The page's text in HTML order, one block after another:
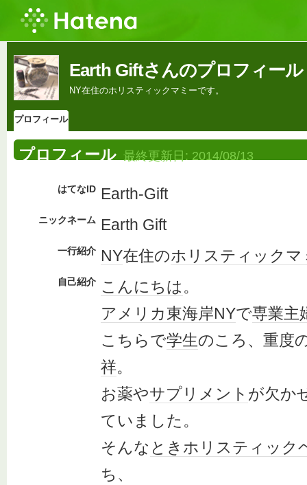
Earth Giftさんのプロフィール
NY在住のホリスティックマミーです。
プロフィール
プロフィール 最終更新日: 2014/08/13
はてなID Earth-Gift
ニックネーム Earth Gift
一行紹介 NY在住のホリ スティック マ
自己紹介 こんにちは。
アメリカ東海岸NYで専業主
こちらで学生のころ、重度
祥。
お薬やサプリメント が欠か
ていました。
そんな とき ホリスティック
ち、